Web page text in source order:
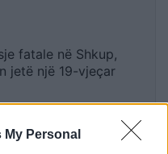
Personal
fatale në Shkup,
jetë një 19-vjeçar